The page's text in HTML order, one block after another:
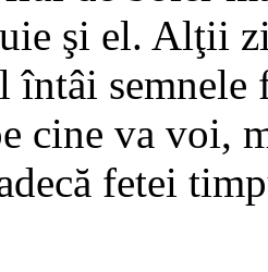
şi el. Alţii
întâi semnele
cine va voi,
fetei